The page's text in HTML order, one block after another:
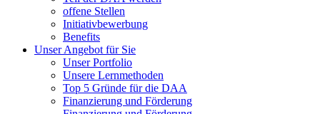
offene Stellen
Initiativbewerbung
Benefits
Unser Angebot für Sie
Unser Portfolio
Unsere Lernmethoden
Top 5 Gründe für die DAA
Finanzierung und Förderung